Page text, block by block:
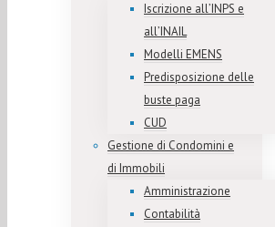
Iscrizione all’INPS e
all’INAIL
Modelli EMENS
Predisposizione delle
buste paga
CUD
Gestione di Condomini e
di Immobili
Amministrazione
Contabilità